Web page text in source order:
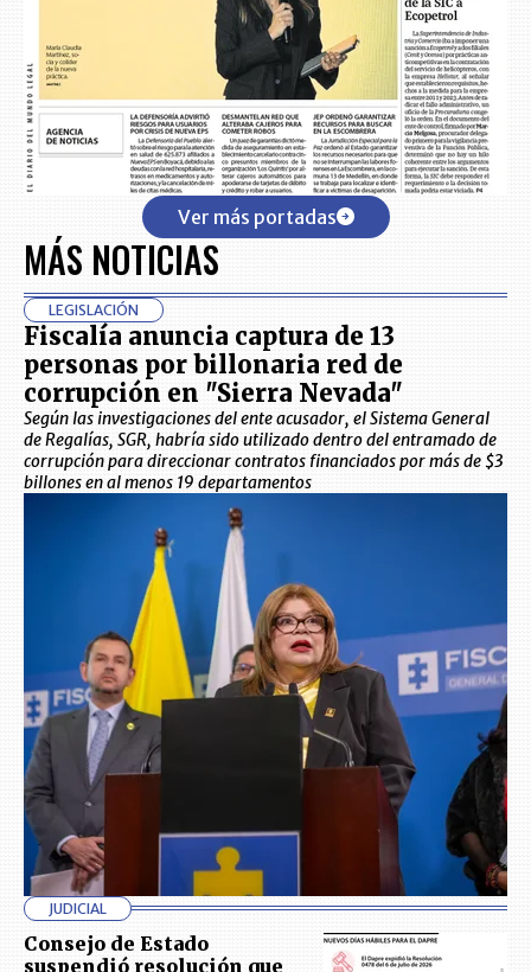
Ver más portadas
MÁS NOTICIAS
LEGISLACIÓN
Fiscalía anuncia captura de 13
personas por billonaria red de
corrupción en "Sierra Nevada"
Según las investigaciones del ente acusador, el Sistema General
de Regalías, SGR, habría sido utilizado dentro del entramado de
corrupción para direccionar contratos financiados por más de $3
billones en al menos 19 departamentos
JUDICIAL
Consejo de Estado
suspendió resolución que